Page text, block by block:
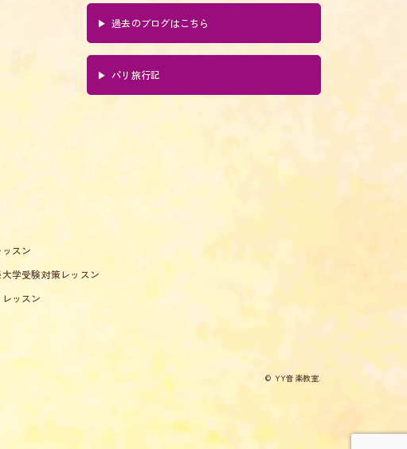
過去のブログはこちら
パリ旅行記
スン
学受験対策レッスン
ッスン
© YY音楽教室.